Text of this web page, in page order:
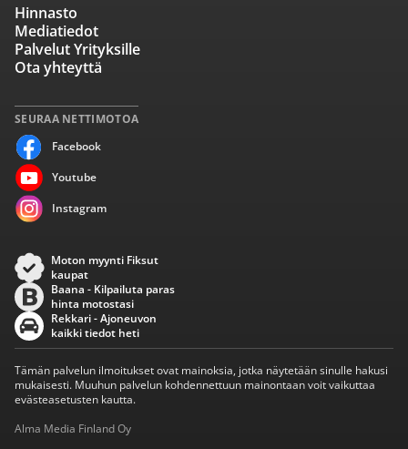
SEURAA NETTIMOTOA
Facebook
Youtube
Instagram
Hinnasto
Mediatiedot
Palvelut Yrityksille
Ota yhteyttä
Moton myynti Fiksut
kaupat
Baana - Kilpailuta paras
hinta motostasi
Rekkari - Ajoneuvon
kaikki tiedot heti
Tämän palvelun ilmoitukset ovat mainoksia, jotka näytetään sinulle hakusi
mukaisesti. Muuhun palvelun kohdennettuun mainontaan voit vaikuttaa
evästeasetusten kautta.
Alma Media Finland Oy